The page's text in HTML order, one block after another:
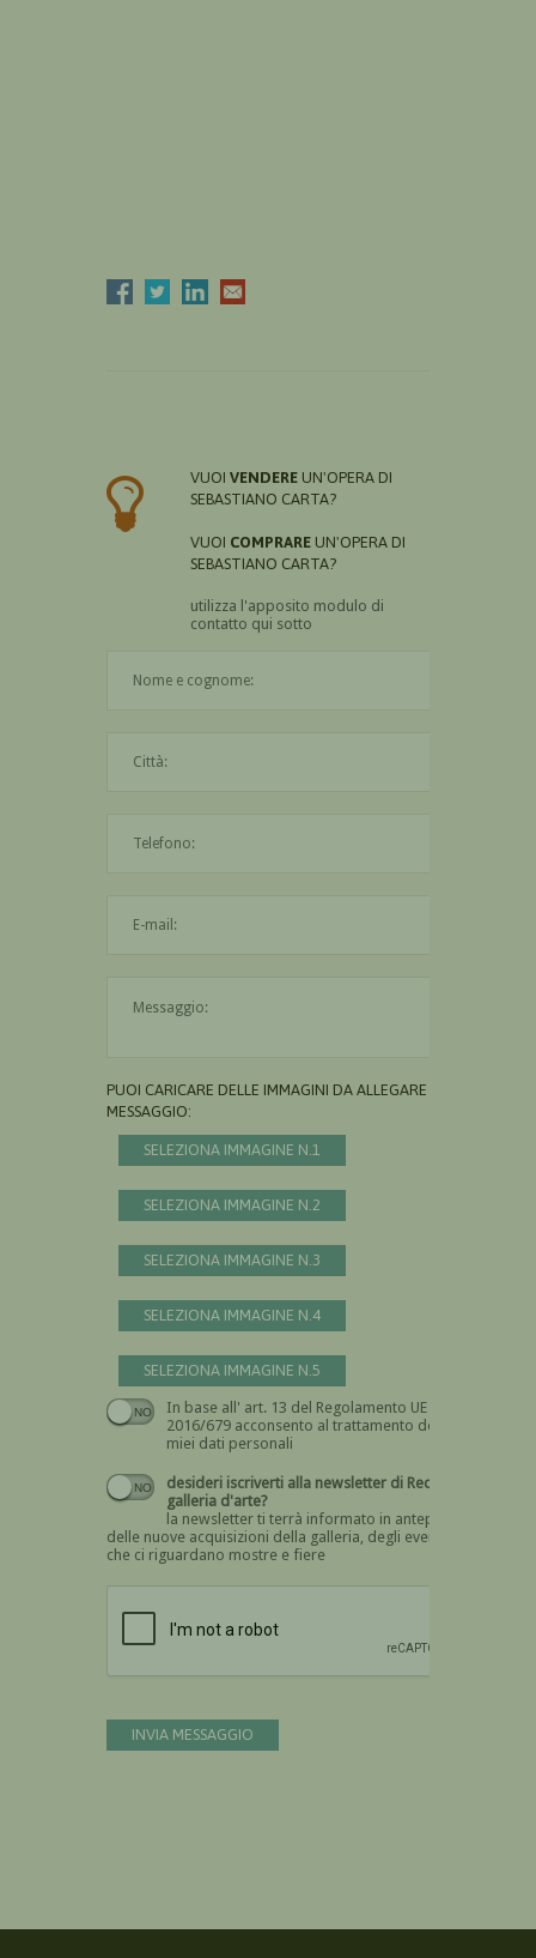
VUOI VENDERE UN'OPERA DI
SEBASTIANO CARTA?
VUOI COMPRARE UN'OPERA DI
SEBASTIANO CARTA?
utilizza l'apposito modulo di
contatto qui sotto
PUOI CARICARE DELLE IMMAGINI DA ALLEGARE AL
MESSAGGIO:
SELEZIONA IMMAGINE N.1
SELEZIONA IMMAGINE N.2
SELEZIONA IMMAGINE N.3
SELEZIONA IMMAGINE N.4
SELEZIONA IMMAGINE N.5
In base all' art. 13 del Regolamento UE n.
2016/679 acconsento al trattamento dei
miei dati personali
Devi dare il consenso
desideri iscriverti alla newsletter di Recta
galleria d'arte?
la newsletter ti terrà informato in anteprima
delle nuove acquisizioni della galleria, degli eventi
che ci riguardano mostre e fiere
INVIA MESSAGGIO